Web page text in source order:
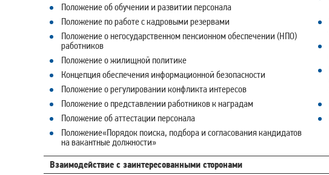
Положение об обучении и развитии персонала
Положение по работе с кадровыми резервами
Положение о негосударственном пенсионном обеспечении (НПО)
работников
Положение о жилищной политике
Концепция обеспечения информационной безопасности
Положение о регулировании конфликта интересов
Положение о представлении работников к наградам
Положение об аттестации персонала
Положение«Порядок поиска, подбора и согласования кандидатов
на вакантные должности»
Взаимодействие с заинтересованными сторонами